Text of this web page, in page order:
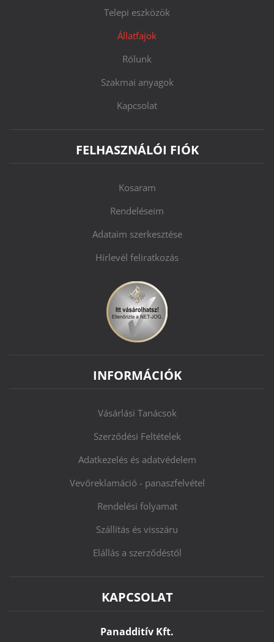
Telepi eszközök
Állatfajok
Rólunk
Szakmai anyagok
Kapcsolat
FELHASZNÁLÓI FIÓK
Kosaram
Rendeléseim
Adataim szerkesztése
Hírlevél feliratkozás
INFORMÁCIÓK
Vásárlási Tanácsok
Szerződési Feltételek
Adatkezelés és adatvédelem
Vevőreklamáció - panaszfelvétel
Rendelési folyamat
Szállítás és visszáru
Elállás a szerződéstől
KAPCSOLAT
Panadditív Kft.